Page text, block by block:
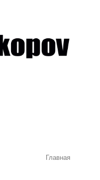
Главная